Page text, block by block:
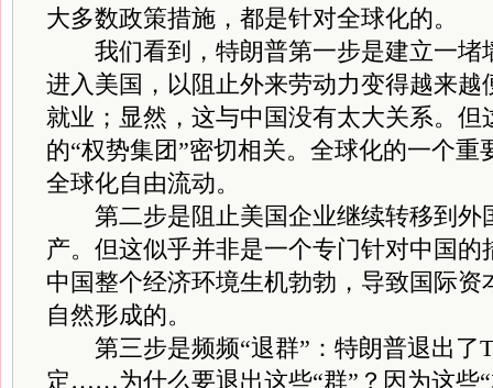
大多数政策措施，都是针对全球化的。
我们看到，特朗普第一步是建立一堵
进入美国，以阻止外来劳动力变得越来越
就业；显然，这与中国没有太大关系。但
的“权势集团”密切相关。全球化的一个重
全球化自由流动。
第二步是阻止美国企业继续转移到外
产。但这似乎并非是一个专门针对中国
中国整个经济环境生机勃勃，导致国际资
自然形成的。
第三步是频频“退群”：特朗普退出了
定……为什么要退出这些“群”？因为这些